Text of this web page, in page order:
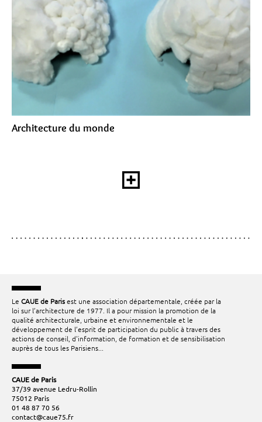
Architecture du monde
Le CAUE de Parisest une association départementale, créée par la
loi sur l’architecture de 1977. Il a pour mission la promotion de la
qualité architecturale, urbaine et environnementale et le
développement de l’esprit de participation du public à travers des
actions de conseil, d'information, de formation et de sensibilisation
auprès de tous les Parisiens...
CAUE de Paris
37/39 avenue Ledru-Rollin
75012 Paris
01 48 87 70 56
contact@caue75.fr